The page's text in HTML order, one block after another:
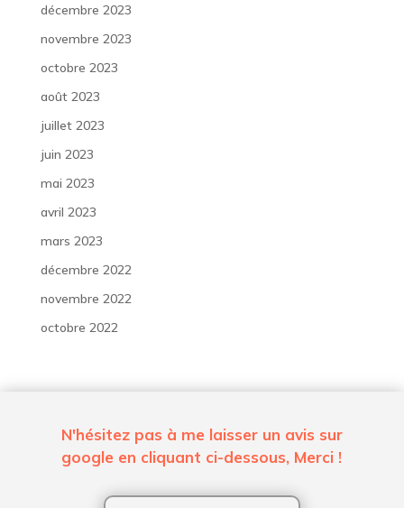
décembre 2023
novembre 2023
octobre 2023
août 2023
juillet 2023
juin 2023
mai 2023
avril 2023
mars 2023
décembre 2022
novembre 2022
octobre 2022
N'hésitez pas à me laisser un avis sur
google en cliquant ci-dessous, Merci !